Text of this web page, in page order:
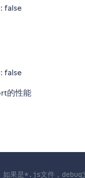
false
false
的性能
果是*.js文件，